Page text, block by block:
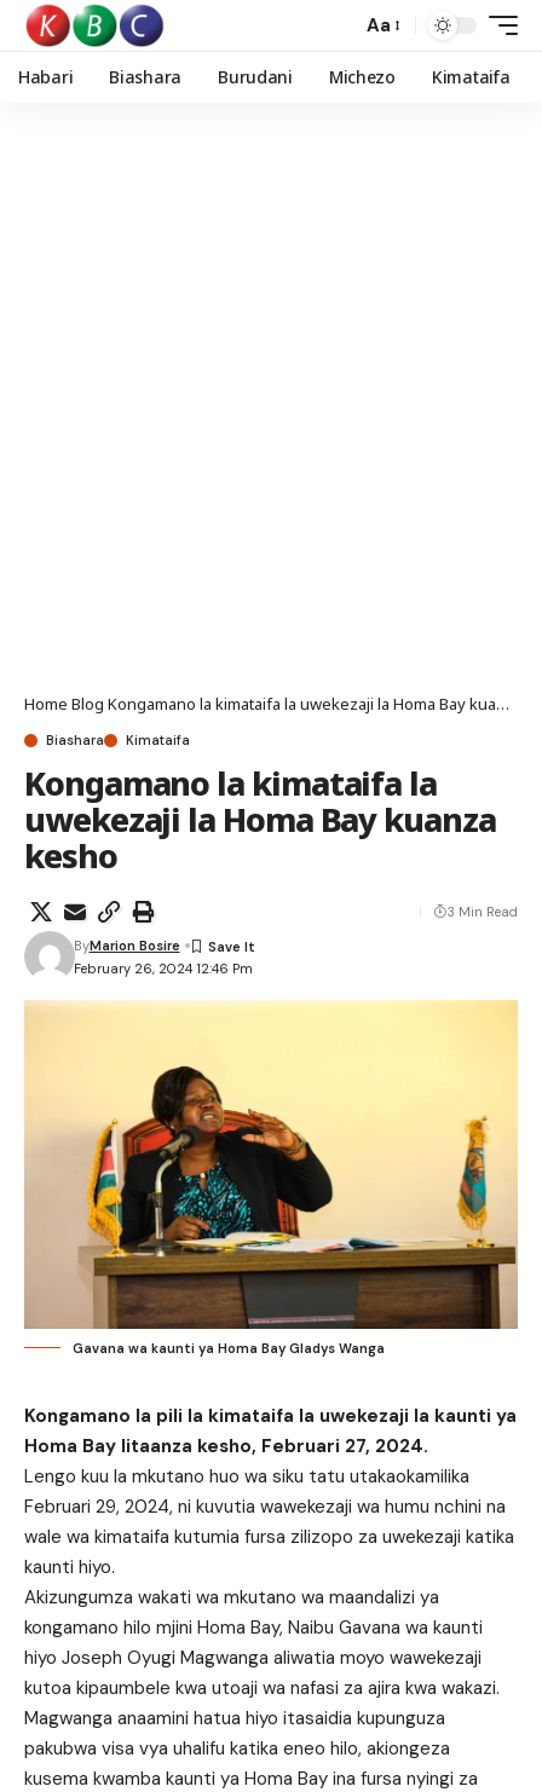
Aa
Habari Biashara Burudani Michezo Kimataifa
Home Blog Kongamano la kimataifa la uwekezaji la Homa Bay kuanza kesho
Biashara Kimataifa
Kongamano la kimataifa la
uwekezaji la Homa Bay kuanza
kesho
February 26, 2024 12:46 Pm
ByMarion Bosire
3 Min Read
Gavana wa kaunti ya Homa Bay Gladys Wanga
Kongamano la pili la kimataifa la uwekezaji la kaunti ya
Homa Bay litaanza kesho, Februari 27, 2024.
Lengo kuu la mkutano huo wa siku tatu utakaokamilika
Februari 29, 2024, ni kuvutia wawekezaji wa humu nchini na
wale wa kimataifa kutumia fursa zilizopo za uwekezaji katika
kaunti hiyo.
Akizungumza wakati wa mkutano wa maandalizi ya
kongamano hilo mjini Homa Bay, Naibu Gavana wa kaunti
hiyo Joseph Oyugi Magwanga aliwatia moyo wawekezaji
kutoa kipaumbele kwa utoaji wa nafasi za ajira kwa wakazi.
Magwanga anaamini hatua hiyo itasaidia kupunguza
pakubwa visa vya uhalifu katika eneo hilo, akiongeza
kusema kwamba kaunti ya Homa Bay ina fursa nyingi za